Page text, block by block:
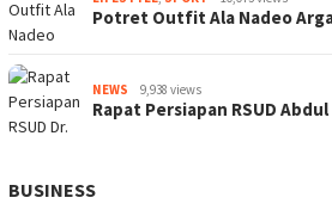
Potret Outfit Ala Nadeo
NEWS 9,938 views
Rapat Persiapan RSUD
BUSINESS